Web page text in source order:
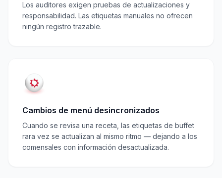
Los auditores exigen pruebas de actualizaciones y
responsabilidad. Las etiquetas manuales no ofrecen
ningún registro trazable.
Cambios de menú desincronizados
Cuando se revisa una receta, las etiquetas de buffet
rara vez se actualizan al mismo ritmo — dejando a los
comensales con información desactualizada.